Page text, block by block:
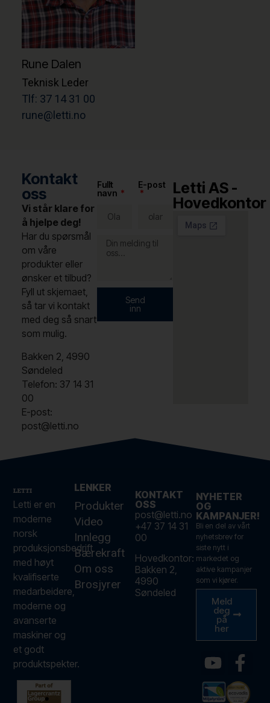
Rune Dalen
Teknisk Leder
Tlf: 37 14 31 00
rune@letti.no
Kontakt
oss
Vi står klare for
å hjelpe deg!
Har du spørsmål
om våre
produkter eller
ønsker et tilbud?
Fyll ut skjemaet,
så tar vi kontakt
med deg så snart
som mulig.
Bakken 2, 4990
Søndeled
Telefon: 37 14 31
00
E-post:
post@letti.no
Fullt
navn
E-post
Send
inn
Letti AS -
Hovedkontor
Letti er en
moderne
norsk
produksjonsbedrift
med høyt
kvalifiserte
medarbeidere,
moderne og
avanserte
maskiner og
et godt
produktspekter.
LENKER
Produkter
Video
Innlegg
Bærekraft
Om oss
Brosjyrer
KONTAKT
OSS
post@letti.no
+47 37 14 31
00
Hovedkontor:
Bakken 2,
4990
Søndeled
NYHETER
OG
KAMPANJER!
Bli en del av vårt
nyhetsbrev for
siste nytt i
markedet og
aktive kampanjer
som vi kjører.
Meld
deg
på
her